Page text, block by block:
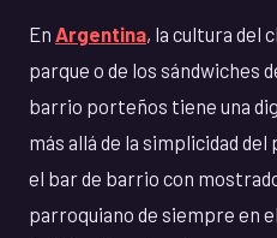
En Argentina, la cultura del
parque o de los sándwiches
barrio porteños tiene una
más allá de la simplicidad
el bar de barrio con
parroquiano de siempre en